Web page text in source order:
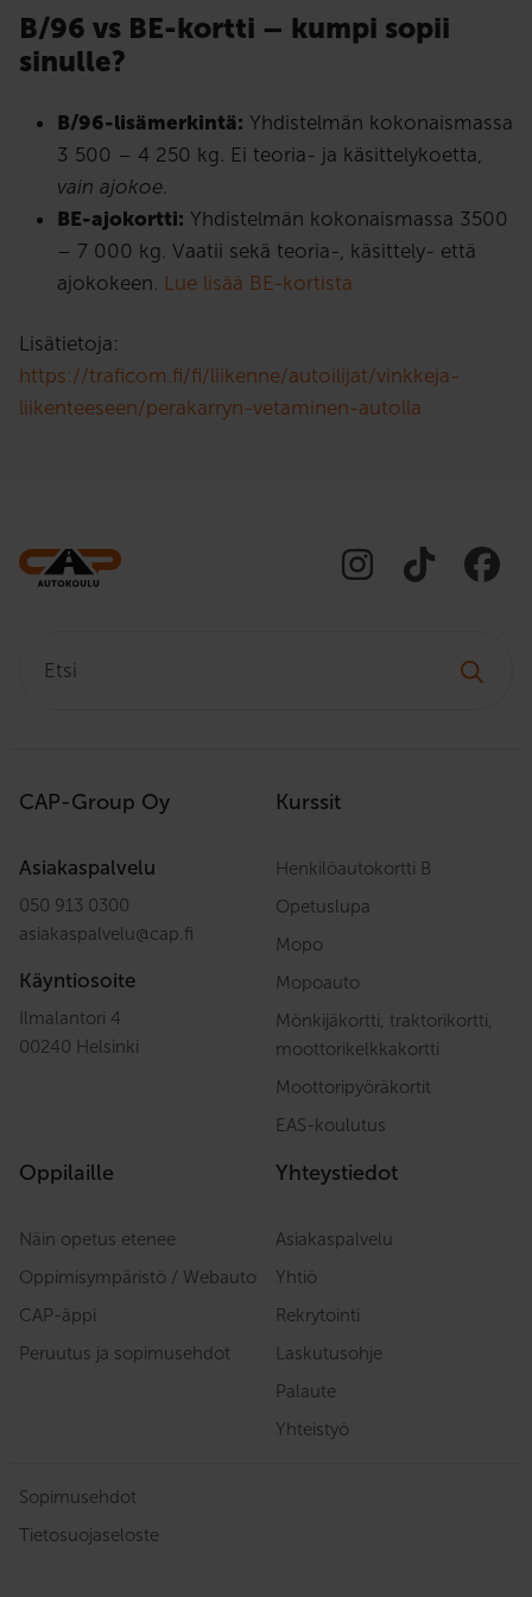
B/96 vs BE-kortti – kumpi sopii
sinulle?
B/96-lisämerkintä: Yhdistelmän kokonaismassa
3 500 – 4 250 kg. Ei teoria- ja käsittelykoetta,
vain ajokoe
BE-ajokortti: Yhdistelmän kokonaismassa 3500
– 7 000 kg. Vaatii sekä teoria-, käsittely- että
ajokokeen. Lue lisää BE-kortista
Lisätietoja:
https://traficom.fi/fi/liikenne/autoilijat/vinkkeja-
liikenteeseen/perakarryn-vetaminen-autolla
CAP-Group Oy
Asiakaspalvelu
050 913 0300
asiakaspalvelu@cap.fi
Käyntiosoite
Ilmalantori 4
00240 Helsinki
Kurssit
Henkilöautokortti B
Opetuslupa
Mopo
Mopoauto
Mönkijäkortti, traktorikortti,
moottorikelkkakortti
Moottoripyöräkortit
EAS-koulutus
Oppilaille
Näin opetus etenee
Oppimisympäristö / Webauto
CAP-äppi
Peruutus ja sopimusehdot
Yhteystiedot
Asiakaspalvelu
Yhtiö
Rekrytointi
Laskutusohje
Palaute
Yhteistyö
Sopimusehdot
Tietosuojaseloste